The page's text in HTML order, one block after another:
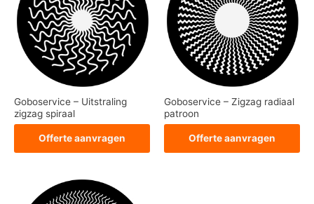
Goboservice – Uitstraling
zigzag spiraal
Offerte aanvragen
Goboservice – Zigzag radiaal
patroon
Offerte aanvragen